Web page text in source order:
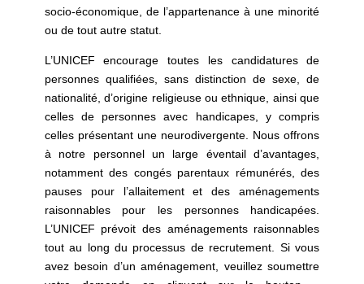
socio-économique, de l’appartenance à une minorité
ou de tout autre statut.
L’UNICEF encourage toutes les candidatures de
personnes qualifiées, sans distinction de sexe, de
nationalité, d’origine religieuse ou ethnique, ainsi que
celles de personnes avec handicapes, y compris
celles présentant une neurodivergente. Nous offrons
à notre personnel un large éventail d’avantages,
notamment des congés parentaux rémunérés, des
pauses pour l’allaitement et des aménagements
raisonnables pour les personnes handicapées.
L’UNICEF prévoit des aménagements raisonnables
tout au long du processus de recrutement. Si vous
avez besoin d’un aménagement, veuillez soumettre